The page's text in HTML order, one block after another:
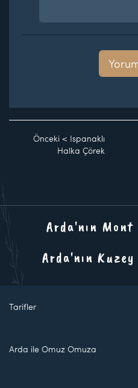
Önceki < Ispanaklı
Halka Çörek
Arda'nın Mont
Arda'nın
Tarifler
Arda ile Omuz Omuza